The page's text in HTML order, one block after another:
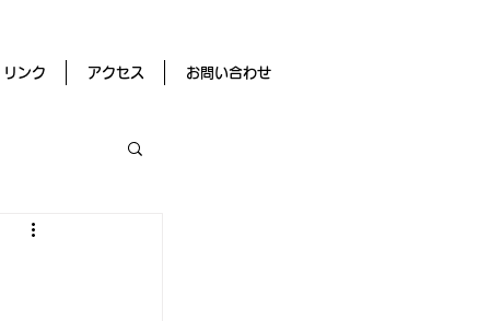
リンク アクセス お問い合わせ